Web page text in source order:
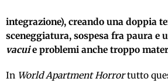
integrazione), creando una doppia
sceneggiatura, sospesa fra paura e
vacuie problemi anche troppo
In World Apartment Horrortutto